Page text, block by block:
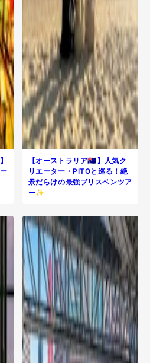
【オーストラリア🇦🇺】人気ク
リエーター・PITOと巡る！絶
景だらけの最強ブリスベンツア
ー✨